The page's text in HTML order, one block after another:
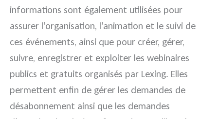
informations sont également utilisées pour
assurer l’organisation, l’animation et le suivi de
ces événements, ainsi que pour créer, gérer,
suivre, enregistrer et exploiter les webinaires
publics et gratuits organisés par Lexing. Elles
permettent enfin de gérer les demandes de
désabonnement ainsi que les demandes